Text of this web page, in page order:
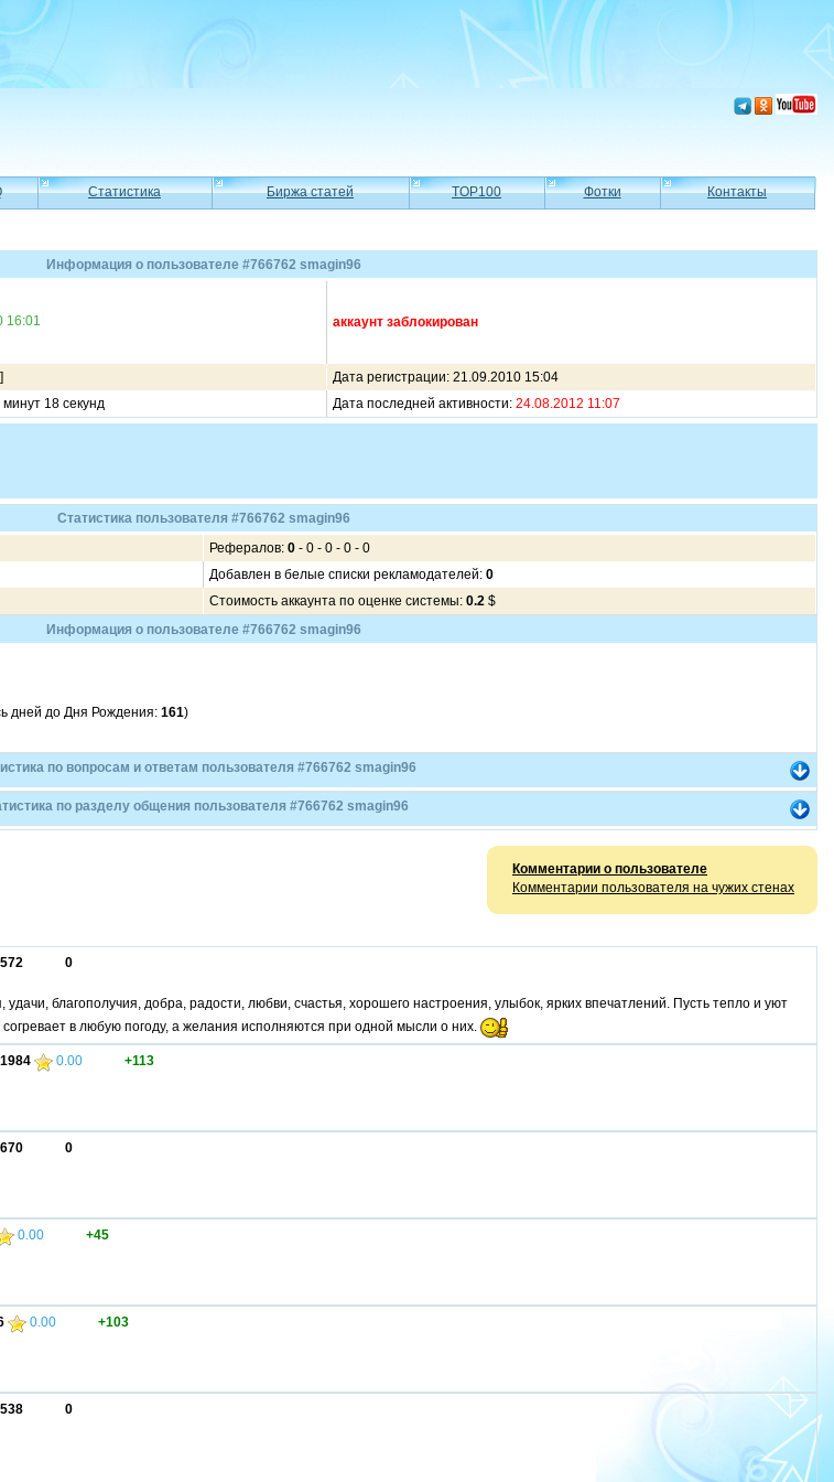
Статистика Биржа статей TOP100 Фотки Контакты
Информация о пользователе #766762 smagin96
16:01
аккаунт заблокирован
]
Дата регистрации: 21.09.2010 15:04
18 секунд
Дата последней активности: 24.08.2012 11:07
Статистика пользователя #766762 smagin96
Рефералов: 0 - 0 - 0 - 0 - 0
Добавлен в белые списки рекламодателей: 0
Стоимость аккаунта по оценке системы: 0.2 $
Информация о пользователе #766762 smagin96
дней до Дня Рождения: 161)
по вопросам и ответам пользователя #766762 smagin96
по разделу общения пользователя #766762 smagin96
Комментарии о пользователе
Комментарии пользователя на чужих стенах
0
удачи, благополучия, добра, радости, любви, счастья, хорошего настроения, улыбок, ярких впечатлений. Пусть тепло и уют
в любую погоду, а желания исполняются при одной мысли о них.
0.00 +113
0
0.00 +45
0.00 +103
0